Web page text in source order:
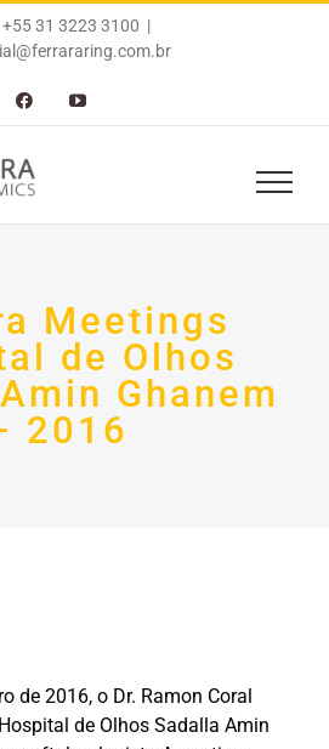
31 3223 3100 |
FacebookYouTube
Meetings
de Olhos
Ghanem
2016
de 2016, o Dr. Ramon Coral
de Olhos Sadalla Amin